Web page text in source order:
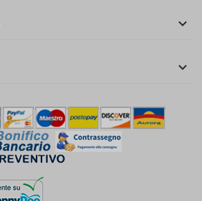

